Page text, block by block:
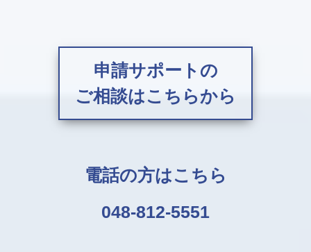
申請サポートの
ご相談はこちらから
電話の方はこちら
048-812-5551